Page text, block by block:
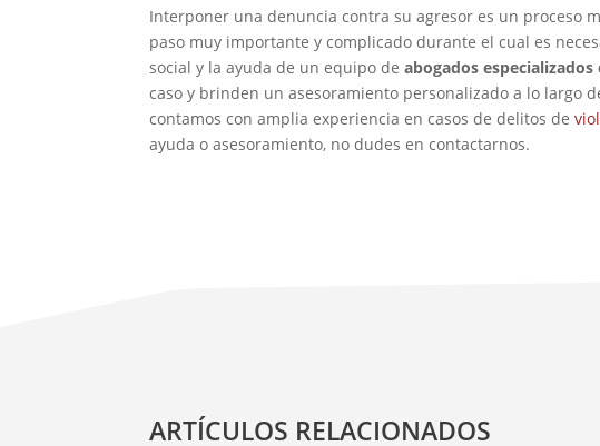
Interponer una denuncia contra su agresor es un proceso
paso muy importante y complicado durante el cual es
social y la ayuda de un equipo deabogados
caso y brinden un asesoramiento personalizado a lo largo
contamos con amplia experiencia en casos de delitos de
ayuda o asesoramiento, no dudes en contactarnos.
ARTÍCULOS RELACIONADOS